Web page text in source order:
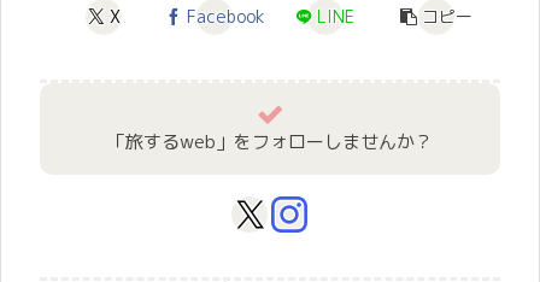
X Facebook LINE コピー
「旅するweb」をフォローしませんか？